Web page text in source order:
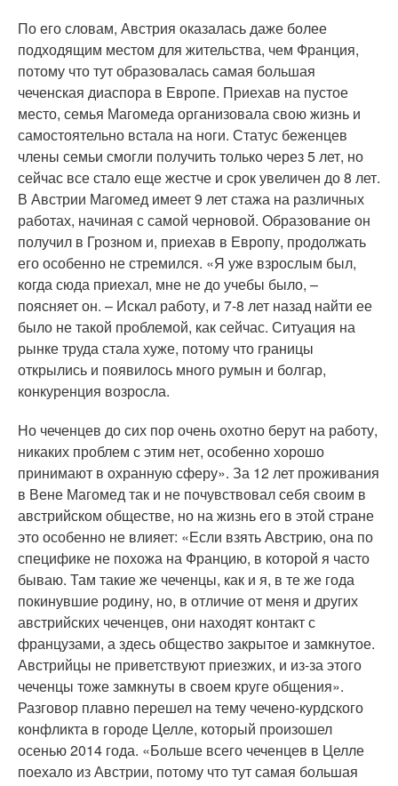
По его словам, Австрия оказалась даже более
подходящим местом для жительства, чем Франция,
потому что тут образовалась самая большая
чеченская диаспора в Европе. Приехав на пустое
место, семья Магомеда организовала свою жизнь и
самостоятельно встала на ноги. Статус беженцев
члены семьи смогли получить только через 5 лет, но
сейчас все стало еще жестче и срок увеличен до 8 лет.
В Австрии Магомед имеет 9 лет стажа на различных
работах, начиная с самой черновой. Образование он
получил в Грозном и, приехав в Европу, продолжать
его особенно не стремился. «Я уже взрослым был,
когда сюда приехал, мне не до учебы было, –
поясняет он. – Искал работу, и 7-8 лет назад найти ее
было не такой проблемой, как сейчас. Ситуация на
рынке труда стала хуже, потому что границы
открылись и появилось много румын и болгар,
конкуренция возросла.
Но чеченцев до сих пор очень охотно берут на работу,
никаких проблем с этим нет, особенно хорошо
принимают в охранную сферу». За 12 лет проживания
в Вене Магомед так и не почувствовал себя своим в
австрийском обществе, но на жизнь его в этой стране
это особенно не влияет: «Если взять Австрию, она по
специфике не похожа на Францию, в которой я часто
бываю. Там такие же чеченцы, как и я, в те же года
покинувшие родину, но, в отличие от меня и других
австрийских чеченцев, они находят контакт с
французами, а здесь общество закрытое и замкнутое.
Австрийцы не приветствуют приезжих, и из-за этого
чеченцы тоже замкнуты в своем круге общения».
Разговор плавно перешел на тему чечено-курдского
конфликта в городе Целле, который произошел
осенью 2014 года. «Больше всего чеченцев в Целле
поехало из Австрии, потому что тут самая большая